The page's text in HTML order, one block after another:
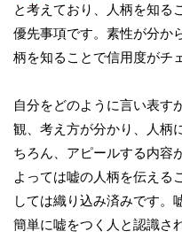
と考えており、人柄を知る
優先事項です。素性が分か
柄を知ることで信用度がチ
自分をどのように言い表す
観、考え方が分かり、人柄
ちろん、アピールする内容
よっては嘘の人柄を伝える
しては織り込み済みです。
簡単に嘘をつく人と認識さ